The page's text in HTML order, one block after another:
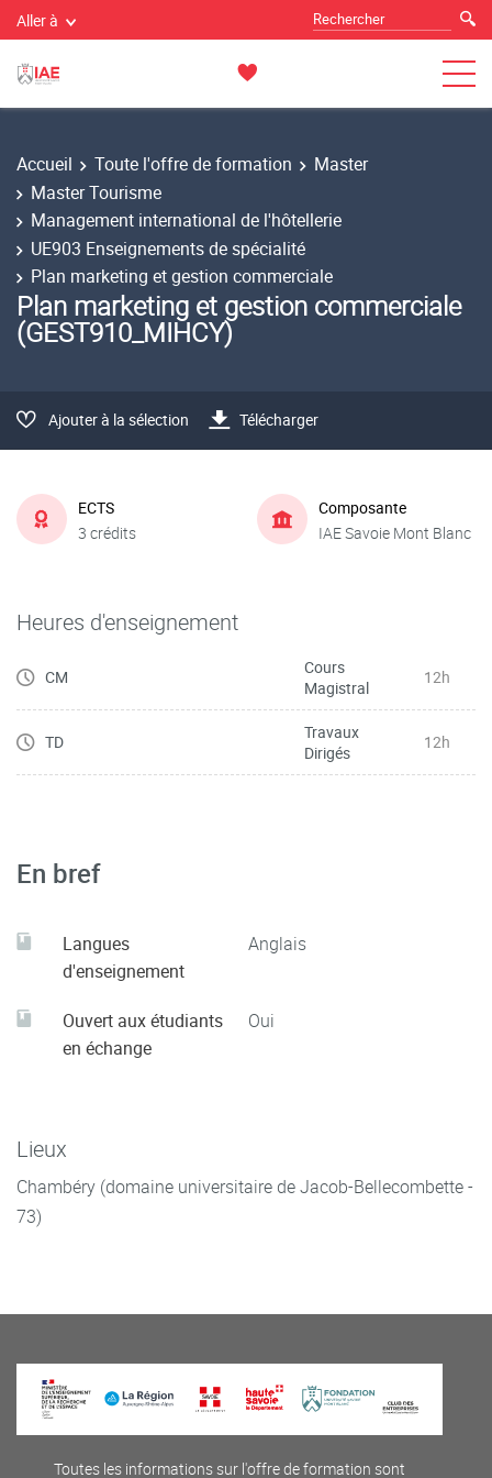
Aller à
Accueil Toute l'offre de formation
Master
Master Tourisme
Management international de l'hôtellerie
UE903 Enseignements de spécialité
Plan marketing et gestion commerciale
Plan marketing et gestion commerciale
(GEST910_MIHCY)
Ajouter à la sélection Télécharger
ECTS
3 crédits
Composante
IAE Savoie Mont Blanc
Heures d'enseignement
CM
Cours
Magistral
12h
TD
Travaux
Dirigés
12h
En bref
Langues
d'enseignement
Anglais
Ouvert aux étudiants
en échange
Oui
Lieux
Chambéry (domaine universitaire de Jacob-Bellecombette -
73)
Toutes les informations sur l'offre de formation sont